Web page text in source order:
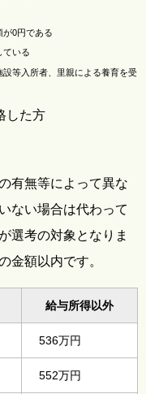
が0円である
ている
設等入所者、里親による養育を受
した方
有無等によって異な
ない場合は代わって
選考の対象となりま
金額以内です。
給与所得以外
536万円
552万円